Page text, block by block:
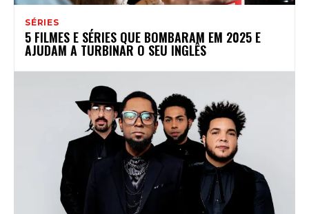
SÉRIES
5 FILMES E SÉRIES QUE BOMBARAM EM 2025 E
AJUDAM A TURBINAR O SEU INGLÊS